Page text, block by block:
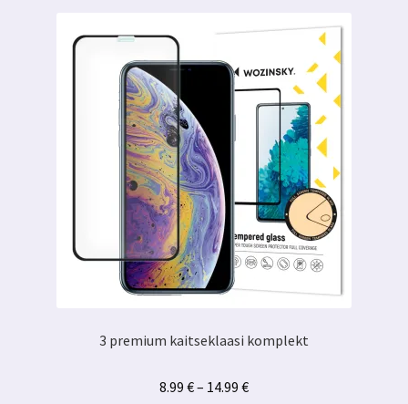
3 premium kaitseklaasi komplekt
8.99 €– 14.99 €Hinnavahemik: